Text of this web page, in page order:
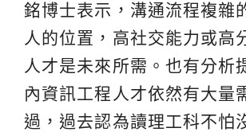
銘博士表示，溝通流程複雜
人的位置，高社交能力或高
人才是未來所需。也有分析
內資訊工程人才依然有大量
過，過去認為讀理工科不怕